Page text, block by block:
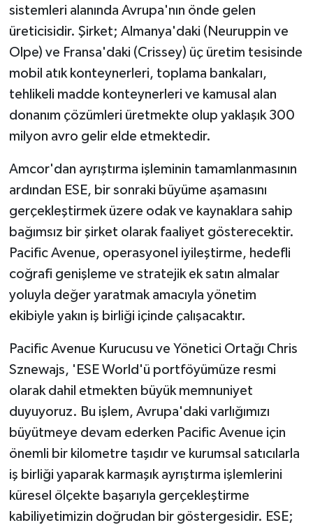
sistemleri alanında Avrupa'nın önde gelen
üreticisidir. Şirket; Almanya'daki (Neuruppin ve
Olpe) ve Fransa'daki (Crissey) üç üretim tesisinde
mobil atık konteynerleri, toplama bankaları,
tehlikeli madde konteynerleri ve kamusal alan
donanım çözümleri üretmekte olup yaklaşık 300
milyon avro gelir elde etmektedir.
Amcor'dan ayrıştırma işleminin tamamlanmasının
ardından ESE, bir sonraki büyüme aşamasını
gerçekleştirmek üzere odak ve kaynaklara sahip
bağımsız bir şirket olarak faaliyet gösterecektir.
Pacific Avenue, operasyonel iyileştirme, hedefli
coğrafi genişleme ve stratejik ek satın almalar
yoluyla değer yaratmak amacıyla yönetim
ekibiyle yakın iş birliği içinde çalışacaktır.
Pacific Avenue Kurucusu ve Yönetici Ortağı Chris
Sznewajs, 'ESE World'ü portföyümüze resmi
olarak dahil etmekten büyük memnuniyet
duyuyoruz. Bu işlem, Avrupa'daki varlığımızı
büyütmeye devam ederken Pacific Avenue için
önemli bir kilometre taşıdır ve kurumsal satıcılarla
iş birliği yaparak karmaşık ayrıştırma işlemlerini
küresel ölçekte başarıyla gerçekleştirme
kabiliyetimizin doğrudan bir göstergesidir. ESE;